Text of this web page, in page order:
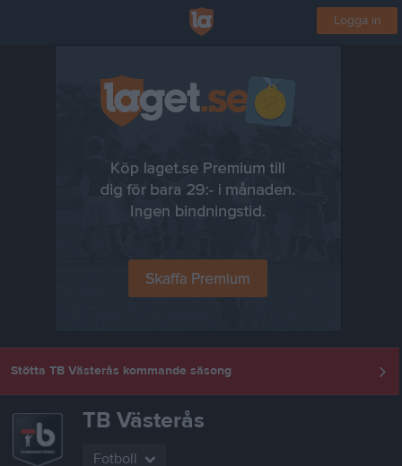
Logga in
Stötta TB Västerås kommande säsong
TB Västerås
Fotboll